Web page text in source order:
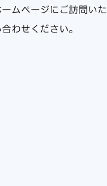
ムページにご訪問いた
わせください。